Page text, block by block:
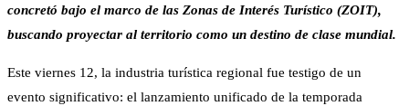
concretó bajo el marco de las Zonas de Interés Turístico (ZOIT),
buscando proyectar al territorio como un destino de clase mundial.
Este viernes 12, la industria turística regional fue testigo de un
evento significativo: el lanzamiento unificado de la temporada